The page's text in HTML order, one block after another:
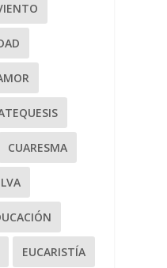
CUARESMA
EUCARISTÍA